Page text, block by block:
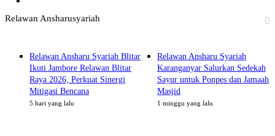
Relawan Ansharusyariah
Relawan Ansharu Syariah Blitar
Ikuti Jambore Relawan Blitar
Raya 2026, Perkuat Sinergi
Mitigasi Bencana
5 hari yang lalu
Relawan Ansharu Syariah
Karanganyar Salurkan Sedekah
Sayur untuk Ponpes dan Jamaah
Masjid
1 minggu yang lalu